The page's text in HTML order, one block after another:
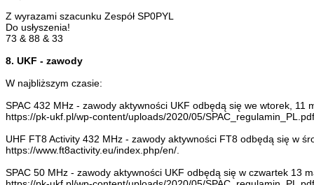
Z wyrazami szacunku Zespół SP0PYL
Do usłyszenia!
73 & 88 & 33
8. UKF - zawody
W najbliższym czasie:
SPAC 432 MHz - zawody aktywności UKF odbędą się we wtorek,
https://pk-ukf.pl/wp-content/uploads/2020/05/
UHF FT8 Activity 432 MHz - zawody aktywności FT8 odbędą się w
https://www.ft8activity.eu/index.php/en/.
SPAC 50 MHz - zawody aktywności UKF odbędą się w czwartek 13